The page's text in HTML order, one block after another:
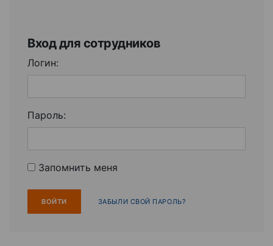
Вход для сотрудников
Логин:
Пароль:
Запомнить меня
ЗАБЫЛИ СВОЙ ПАРОЛЬ?